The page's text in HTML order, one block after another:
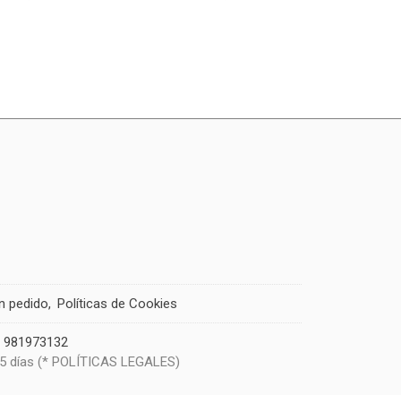
pedido Políticas de Cookies
981973132
días (* POLÍTICAS LEGALES)